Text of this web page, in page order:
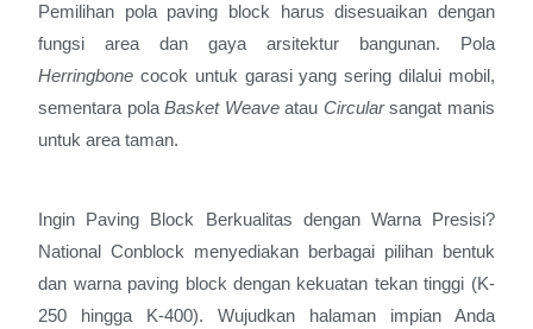
Pemilihan pola paving block harus disesuaikan dengan
fungsi area dan gaya arsitektur bangunan. Pola
Herringbone cocok untuk garasi yang sering dilalui mobil,
sementara polaBasket Weaveatau Circularsangat manis
untuk area taman.
Ingin Paving Block Berkualitas dengan Warna Presisi?
National Conblock menyediakan berbagai pilihan bentuk
dan warna paving block dengan kekuatan tekan tinggi (K-
250 hingga K-400). Wujudkan halaman impian Anda